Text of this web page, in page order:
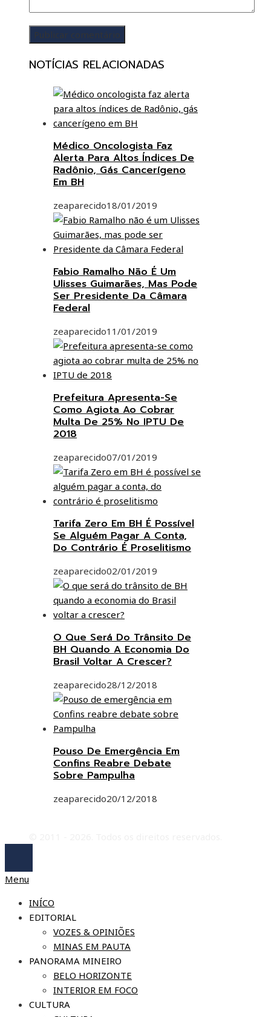
NOTÍCIAS RELACIONADAS
Médico Oncologista Faz
Alerta Para Altos Índices De
Radônio, Gás Cancerígeno
Em BH
zeaparecido18/01/2019
Fabio Ramalho Não É Um
Ulisses Guimarães, Mas Pode
Ser Presidente Da Câmara
Federal
zeaparecido11/01/2019
Prefeitura Apresenta-Se
Como Agiota Ao Cobrar
Multa De 25% No IPTU De
2018
zeaparecido07/01/2019
Tarifa Zero Em BH É Possível
Se Alguém Pagar A Conta,
Do Contrário É Proselitismo
zeaparecido02/01/2019
O Que Será Do Trânsito De
BH Quando A Economia Do
Brasil Voltar A Crescer?
zeaparecido28/12/2018
Pouso De Emergência Em
Confins Reabre Debate
Sobre Pampulha
zeaparecido20/12/2018
Menu
INÍCO
EDITORIAL
VOZES & OPINIÕES
MINAS EM PAUTA
PANORAMA MINEIRO
BELO HORIZONTE
INTERIOR EM FOCO
CULTURA